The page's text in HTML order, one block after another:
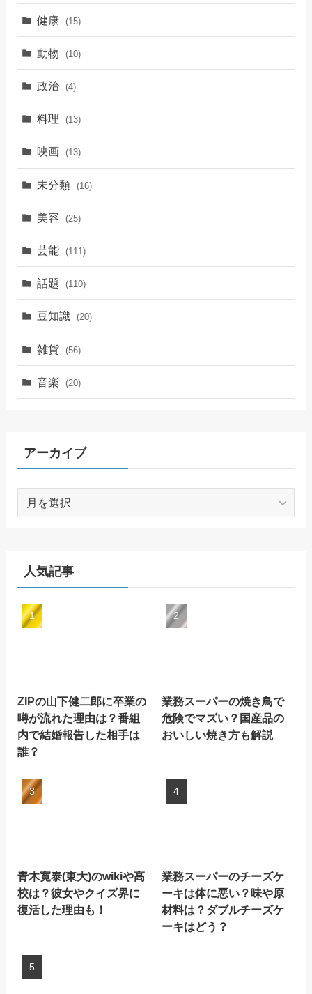
健康 (15)
動物 (10)
政治 (4)
料理 (13)
映画 (13)
未分類 (16)
美容 (25)
芸能 (111)
話題 (110)
豆知識 (20)
雑貨 (56)
音楽 (20)
アーカイブ
人気記事
ZIPの山下健二郎に卒業の
噂が流れた理由は？番組
内で結婚報告した相手は
誰？
業務スーパーの焼き鳥で
危険でマズい？国産品の
おいしい焼き方も解説
青木寛泰(東大)のwikiや高
校は？彼女やクイズ界に
復活した理由も！
業務スーパーのチーズケ
ーキは体に悪い？味や原
材料は？ダブルチーズケ
ーキはどう？